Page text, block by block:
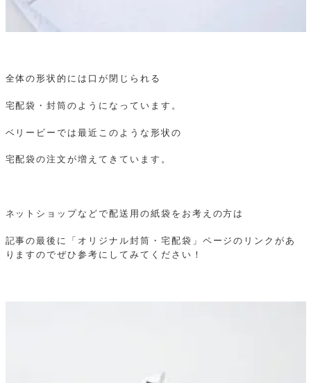
全体の形状的には口が閉じられる
宅配袋・封筒のようになっています。
ベリービーでは最近このような形状の
宅配袋の注文が増えてきています。
ネットショップなどで配送用の紙袋をお考えの方は
記事の最後に「オリジナル封筒・宅配袋」ページのリンクがあ
りますのでぜひ参考にしてみてください！